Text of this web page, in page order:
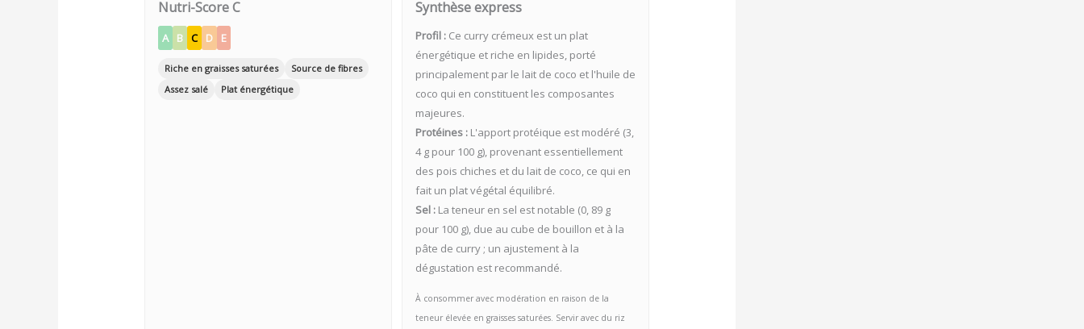
Nutri-Score C
A B C D E
Riche en graisses saturées
Source de fibres
Assez salé
Plat énergétique
Synthèse express
Profil : Ce curry crémeux est un plat
énergétique et riche en lipides, porté
principalement par le lait de coco et l'huile de
coco qui en constituent les composantes
majeures.
Protéines : L'apport protéique est modéré (3,
4 g pour 100 g), provenant essentiellement
des pois chiches et du lait de coco, ce qui en
fait un plat végétal équilibré.
Sel : La teneur en sel est notable (0, 89 g
pour 100 g), due au cube de bouillon et à la
pâte de curry ; un ajustement à la
dégustation est recommandé.
À consommer avec modération en raison de la
teneur élevée en graisses saturées. Servir avec du riz